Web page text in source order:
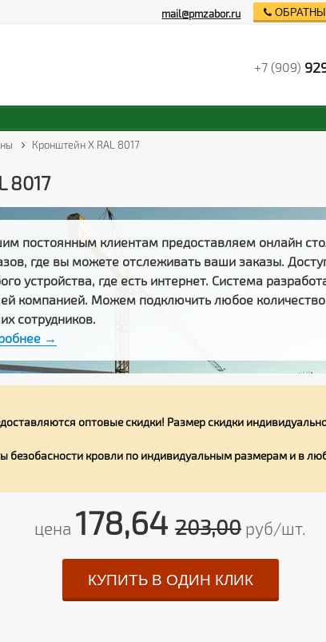
Кронштейн Х RAL 8017
8017
постоянным клиентам предоставляем онлайн
, где вы можете отслеживать ваши заказы.
устройства, где есть интернет. Система
компанией. Можем подключить любое количество
сотрудников.
→
оптовые скидки! Размер скидки
безобасности кровли по индивидуальным размерам и в
цена 178,64 203,00 руб/шт.
КУПИТЬ В ОДИН КЛИК
mail@pmzabor.ru
+7 (909)